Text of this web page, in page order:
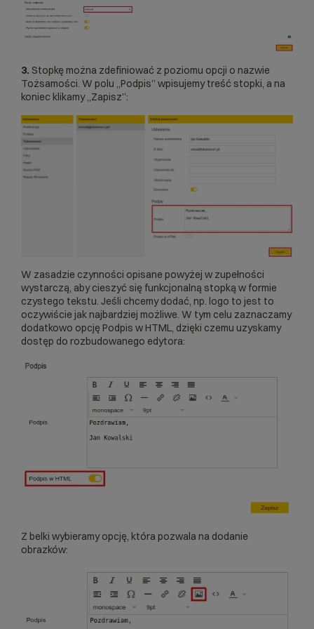
3. Stopkę można zdefiniować z poziomu opcji o nazwie
Tożsamości. W polu „Podpis” wpisujemy treść stopki, a na
koniec klikamy „Zapisz”:
W zasadzie czynności opisane powyżej w zupełności
wystarczą, aby cieszyć się funkcjonalną stopką w formie
czystego tekstu. Jeśli chcemy dodać, np. logo to jest to
oczywiście jak najbardziej możliwe. W tym celu zaznaczamy
dodatkowo opcję Podpis w HTML, dzięki czemu uzyskamy
dostęp do rozbudowanego edytora:
Z belki wybieramy opcję, która pozwala na dodanie
obrazków: